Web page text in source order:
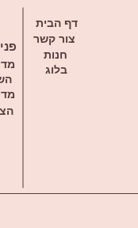
צור קשר
דף הבית
חנות
בלוג